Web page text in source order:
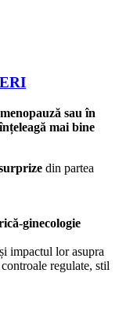
sau în
mai bine
din partea
ginecologie
impactul lor asupra
regulate, stil